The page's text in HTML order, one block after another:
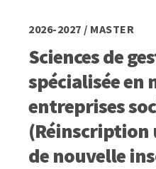
2026-2027 / MASTER
Sciences de
spécialisée en
entreprises
(Réinscription
de nouvelle